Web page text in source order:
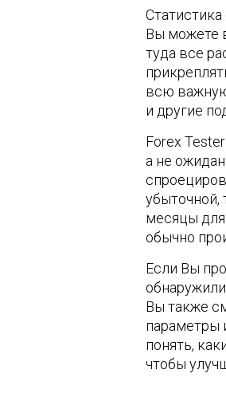
Вы можете
туда все
всю
и другие
Forex
а не
убыточной,
месяцы для
обычно
Если Вы
Вы также
параметры
понять,
чтобы